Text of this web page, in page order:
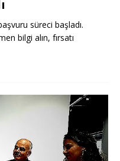
süreci başladı.
bilgi alın, fırsatı